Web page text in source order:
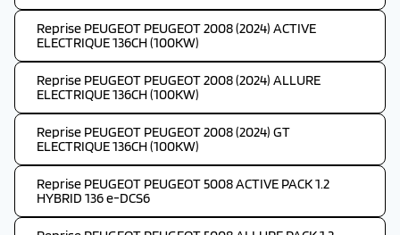
Reprise PEUGEOT PEUGEOT 2008 (2024) ACTIVE
ELECTRIQUE 136CH (100KW)
Reprise PEUGEOT PEUGEOT 2008 (2024) ALLURE
ELECTRIQUE 136CH (100KW)
Reprise PEUGEOT PEUGEOT 2008 (2024) GT
ELECTRIQUE 136CH (100KW)
Reprise PEUGEOT PEUGEOT 5008 ACTIVE PACK 1.2
HYBRID 136 e-DCS6